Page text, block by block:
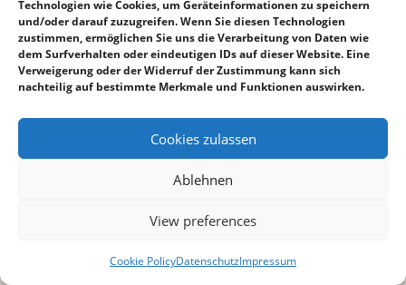
Technologien wie Cookies, um Geräteinformationen zu speichern
und/oder darauf zuzugreifen. Wenn Sie diesen Technologien
zustimmen, ermöglichen Sie uns die Verarbeitung von Daten wie
dem Surfverhalten oder eindeutigen IDs auf dieser Website. Eine
Verweigerung oder der Widerruf der Zustimmung kann sich
nachteilig auf bestimmte Merkmale und Funktionen auswirken.
Cookies zulassen
Ablehnen
View preferences
Cookie PolicyDatenschutzImpressum
15:00 bis 16:00
Hauskreis bei Reppich´s Crossroad (Crossis)